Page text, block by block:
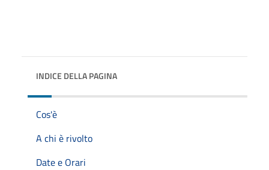
INDICE DELLA PAGINA
Cos'è
A chi è rivolto
Date e Orari